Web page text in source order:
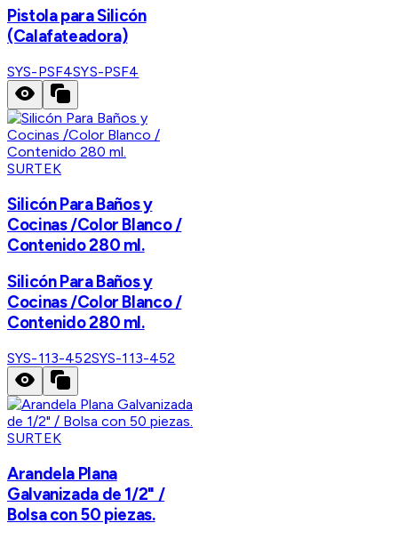
Pistola para Silicón
(Calafateadora)
SYS-PSF4SYS-PSF4
SURTEK
Silicón Para Baños y
Cocinas /Color Blanco /
Contenido 280 ml.
Silicón Para Baños y
Cocinas /Color Blanco /
Contenido 280 ml.
SYS-113-452SYS-113-452
SURTEK
Arandela Plana
Galvanizada de 1/2" /
Bolsa con 50 piezas.